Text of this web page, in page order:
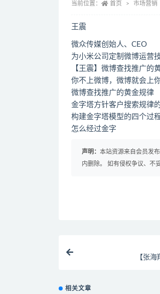
当前位置： 首页 市场营销
王震
微众传媒创始人、CEO
为小米公司定制微博运营
【王震】微博查找推广的
你不上微博，微博就会上
微博查找推广的黄金规律
金字塔方针客户搜索规律
构建金字塔模型的四个过
怎么经过金字
声明： 本站资源来自会员发
内删除。 如有侵权争议、不
【张
相关文章